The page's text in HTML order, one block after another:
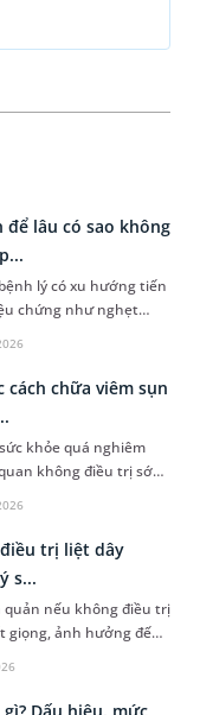
để lâu có sao không
lý có xu hướng tiến
chứng như nghẹt
xuyên khiến người
nhiều người vẫn chủ
chứng này, chấp nhận
viêm mũi vận mạch
điều trị có phức tạp
cách chữa viêm sụn
khỏe quá nghiêm
không điều trị sớm,
mặt với một số biến
mủ hoặc tích tụ
chỉ cần dùng thuốc.
chữa viêm sụn vành
làm gì để phòng ngừa
trị liệt dây
s...
nếu không điều trị
giọng, ảnh hưởng đến
năng hô hấp và hoạt
độ nghiêm trọng, bác sĩ
trị nội khoa hoặc